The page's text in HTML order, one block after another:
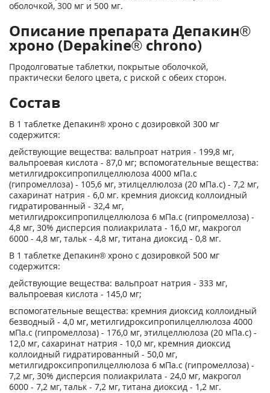
оболочкой, 300 мг и 500 мг.
Описание препарата Депакин®
хроно (Depakine® chrono)
Продолговатые таблетки, покрытые оболочкой,
практически белого цвета, с риской с обеих сторон.
Состав
В 1 таблетке Депакин® хроно с дозировкой 300 мг
содержится:
действующие вещества: вальпроат натрия - 199,8 мг,
вальпроевая кислота - 87,0 мг; вспомогательные вещества:
метилгидроксипропилцеллюлоза 4000 мПа.с
(гипромеллоза) - 105,6 мг, этилцеллюлоза (20 мПа.с) - 7,2 мг,
сахаринат натрия - 6,0 мг. кремния диоксид коллоидный
гидратированный - 32,4 мг,
метилгидроксипропилцеллюлоза 6 мПа.с (гипромеллоза) -
4,8 мг, 30% дисперсия полиакрилата - 16,0 мг, макрогол
6000 - 4,8 мг, тальк - 4,8 мг, титана диоксид - 0,8 мг.
В 1 таблетке Депакин® хроно с дозировкой 500 мг
содержится:
действующие вещества: вальпроат натрия - 333 мг,
вальпроевая кислота - 145,0 мг;
вспомогательные вещества: кремния диоксид коллоидный
безводный - 4,0 мг, метилгидроксипропилцеллюлоза 4000
мПа.с (гипромеллоза) - 176,0 мг, этилцеллюлоза (20 мПа.с) -
12,0 мг, сахаринат натрия - 10,0 мг, кремния диоксид
коллоидный гидратированный - 50,0 мг,
метилгидроксипропилцеллюлоза 6 мПа.с (гипромеллоза) -
7,2 мг, 30% дисперсия полиакрилата - 24,0 мг, макрогол
6000 - 7,2 мг, тальк - 7,2 мг, титана диоксид - 1,2 мг.